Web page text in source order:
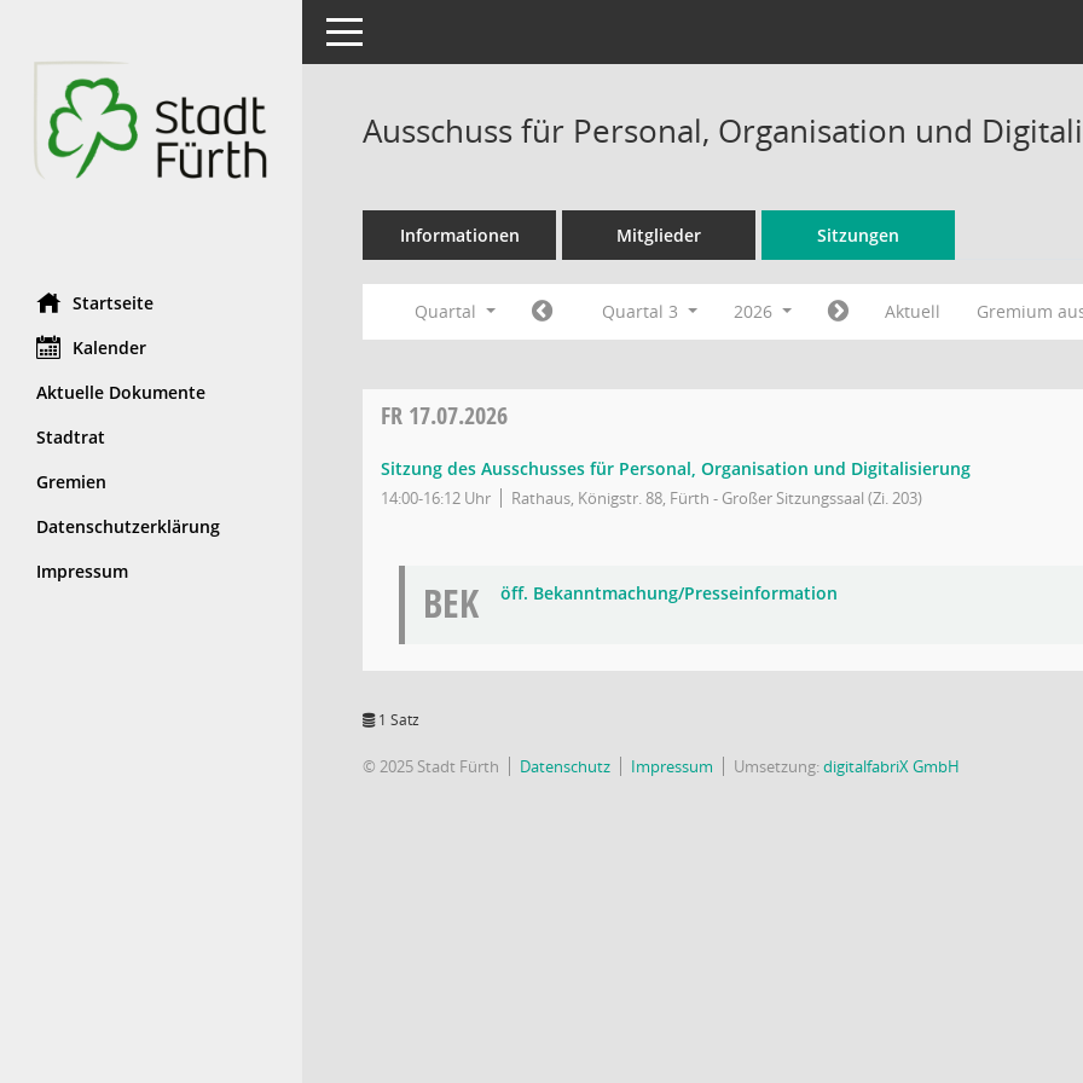
Startseite
Kalender
Aktuelle Dokumente
Stadtrat
Gremien
Datenschutzerklärung
Impressum
Toggle navigation
Ausschuss für Personal, Organisation und
Informationen Mitglieder Sitzungen
Quartal Quartal 3 2026 Aktuell Gremium
FR 17.07.2026
Sitzung des Ausschusses für Personal, Organisation und Digitalisierung
14:00-16:12 Uhr Rathaus, Königstr. 88, Fürth - Großer Sitzungssaal (Zi. 203)
BEK öff. Bekanntmachung/Presseinformation
1 Satz
© 2025 Stadt Fürth Datenschutz Impressum Umsetzung:digitalfabriX GmbH